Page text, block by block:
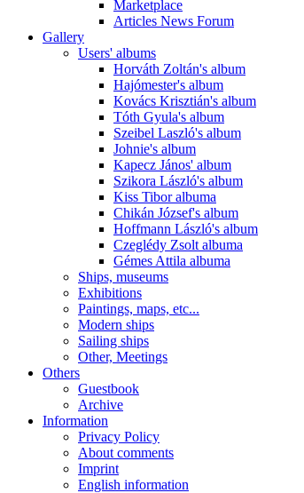
Marketplace
Articles News Forum
Gallery
Users' albums
Horváth Zoltán's album
Hajómester's album
Kovács Krisztián's album
Tóth Gyula's album
Szeibel Laszló's album
Johnie's album
Kapecz János' album
Szikora László's album
Kiss Tibor albuma
Chikán József's album
Hoffmann László's album
Czeglédy Zsolt albuma
Gémes Attila albuma
Ships, museums
Exhibitions
Paintings, maps, etc...
Modern ships
Sailing ships
Other, Meetings
Others
Guestbook
Archive
Information
Privacy Policy
About comments
Imprint
English information